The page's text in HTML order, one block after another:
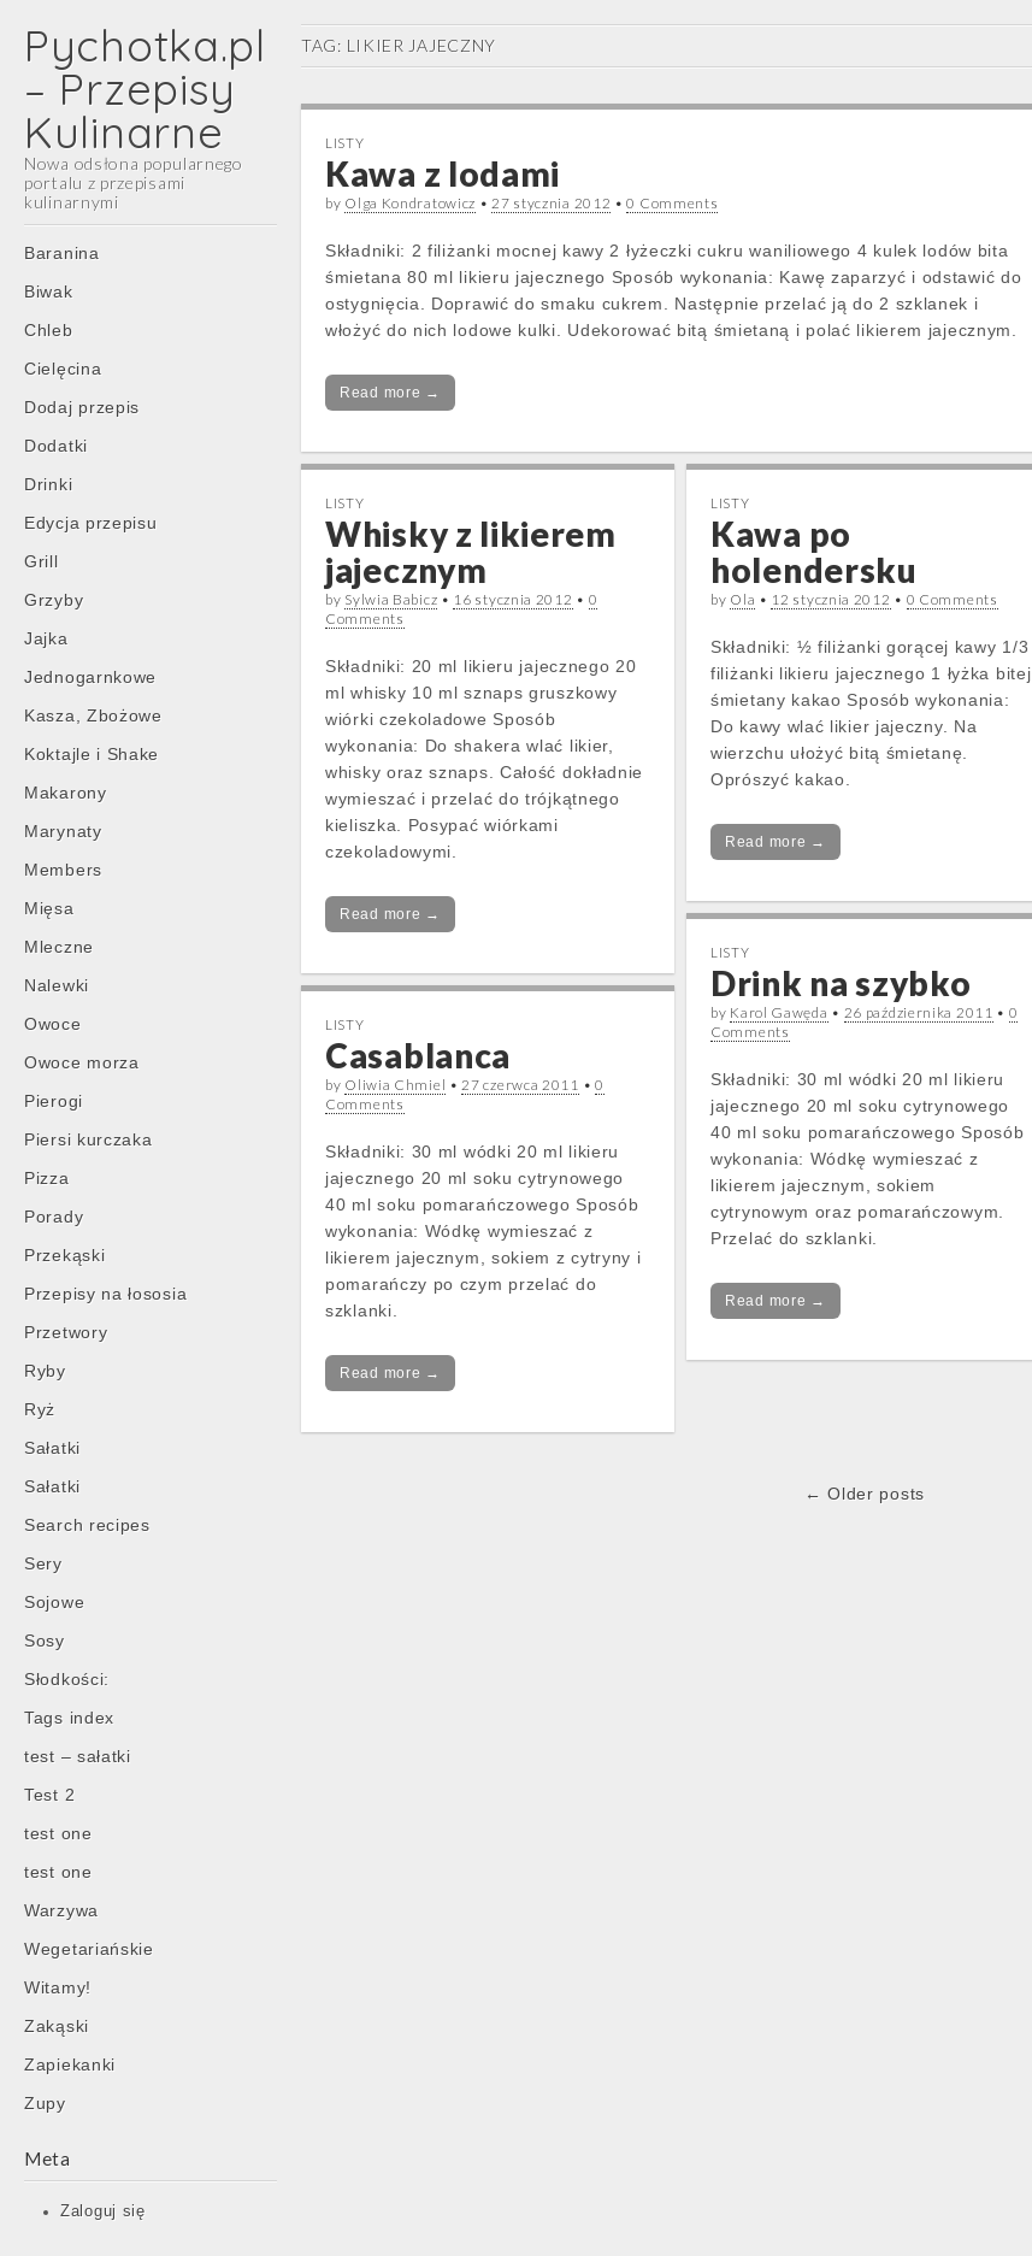
Pychotka.pl
– Przepisy
Kulinarne
Nowa odsłona popularnego
portalu z przepisami
kulinarnymi
Main
menu
Skip
content
Baranina
Biwak
Chleb
Cielęcina
Dodaj przepis
Dodatki
Drinki
Edycja przepisu
Grill
Grzyby
Jajka
Jednogarnkowe
Kasza, Zbożowe
Koktajle i Shake
Makarony
Marynaty
Members
Mięsa
Mleczne
Nalewki
Owoce
Owoce morza
Pierogi
Piersi kurczaka
Pizza
Porady
Przekąski
Przepisy na łososia
Przetwory
Ryby
Ryż
Sałatki
Sałatki
Search recipes
Sery
Sojowe
Sosy
Słodkości:
Tags index
test – sałatki
Test 2
test one
test one
Warzywa
Wegetariańskie
Witamy!
Zakąski
Zapiekanki
Zupy
Meta
Zaloguj się
TAG: LIKIER JAJECZNY
LISTY
Kawa z lodami
by Olga Kondratowicz •27 stycznia 2012 •0 Comments
Składniki: 2 filiżanki mocnej kawy 2 łyżeczki cukru waniliowego 4 kulek lodów bita
śmietana 80 ml likieru jajecznego Sposób wykonania: Kawę zaparzyć i odstawić do
ostygnięcia. Doprawić do smaku cukrem. Następnie przelać ją do 2 szklanek i
włożyć do nich lodowe kulki. Udekorować bitą śmietaną i polać likierem jajecznym.
Read more →
LISTY
Whisky z likierem
jajecznym
by Sylwia Babicz • 16 stycznia 2012 • 0
Comments
Składniki: 20 ml likieru jajecznego 20
ml whisky 10 ml sznaps gruszkowy
wiórki czekoladowe Sposób
wykonania: Do shakera wlać likier,
whisky oraz sznaps. Całość dokładnie
wymieszać i przelać do trójkątnego
kieliszka. Posypać wiórkami
czekoladowymi.
Read more →
LISTY
Kawa po
holendersku
by Ola • 12 stycznia 2012 • 0 Comments
Składniki: ½ filiżanki gorącej kawy 1/3
filiżanki likieru jajecznego 1 łyżka bitej
śmietany kakao Sposób wykonania:
Do kawy wlać likier jajeczny. Na
wierzchu ułożyć bitą śmietanę.
Oprószyć kakao.
Read more →
LISTY
Drink na szybko
by Karol Gawęda • 26 października 2011 • 0
Comments
Składniki: 30 ml wódki 20 ml likieru
jajecznego 20 ml soku cytrynowego
40 ml soku pomarańczowego Sposób
wykonania: Wódkę wymieszać z
likierem jajecznym, sokiem
cytrynowym oraz pomarańczowym.
Przelać do szklanki.
Read more →
LISTY
Casablanca
by Oliwia Chmiel •27 czerwca 2011 • 0
Comments
Składniki: 30 ml wódki 20 ml likieru
jajecznego 20 ml soku cytrynowego
40 ml soku pomarańczowego Sposób
wykonania: Wódkę wymieszać z
likierem jajecznym, sokiem z cytryny i
pomarańczy po czym przelać do
szklanki.
Read more →
← Older posts